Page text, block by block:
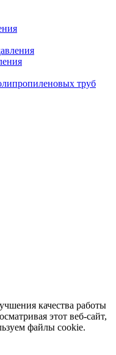
труб
качества работы
этот веб-сайт,
файлы cookie.